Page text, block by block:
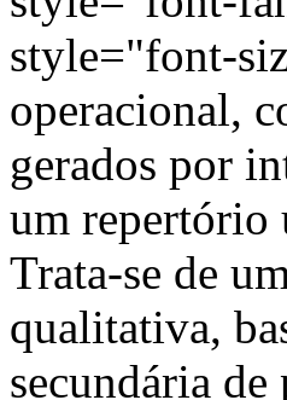
style="font-
operacional,
gerados por
um repertório
Trata-se de
qualitativa,
secundária